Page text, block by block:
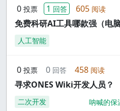
0 投票 1 回答 605 阅读
免费科研AI工具哪款强（电
人工智能
0 投票 0 回答 458 阅读
寻求ONES Wiki开发人员？
二次开发 呐喊的保